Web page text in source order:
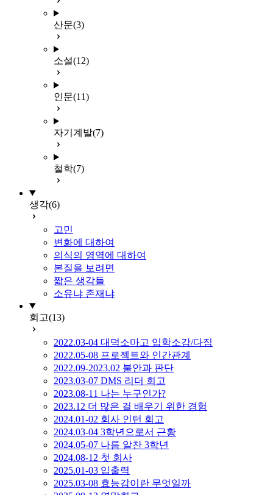
산문(3)
소설(12)
인문(11)
자기계발(7)
철학(7)
생각(6)
고민
변화에 대하여
의식의 영역에 대하여
본질을 보려면
짧은 생각들
소유냐 존재냐
회고(13)
2022.03-04 대덕소마고 입학소감/다짐
2022.05-08 프로젝트와 인간관계
2022.09-2023.02 불안과 판단
2023.03-07 DMS 리더 회고
2023.08-11 나는 누구인가?
2023.12 더 많은 걸 배우기 위한 경험
2024.01-02 회사 인턴 회고
2024.03-04 3학년으로서 근황
2024.05-07 나름 알찬 3학년
2024.08-12 첫 회사
2025.01-03 입출력
2025.03-08 효능감이란 무엇일까